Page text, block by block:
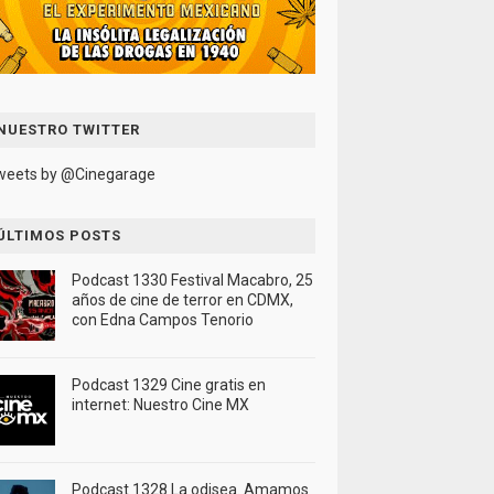
TWITTER
by @Cinegarage
POSTS
Podcast 1330 Festival Macabro, 25
años de cine de terror en CDMX,
con Edna Campos Tenorio
Podcast 1329 Cine gratis en
internet: Nuestro Cine MX
Podcast 1328 La odisea. Amamos